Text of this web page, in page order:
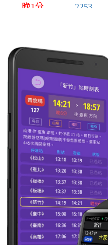
晚1分
2253
準時到
區間
18:07
準時到
區間
1239
18:16
準時到
區間
1232
18:20
準時到
區間
1235
18:24
準時到
區間
4193
18:29
準時到
區間快
2037